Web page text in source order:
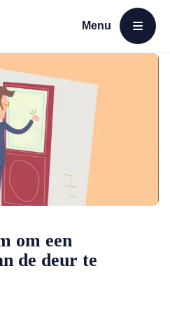
Menu
Open menu
om een
de deur te